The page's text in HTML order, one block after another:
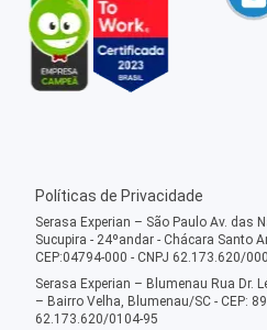
Políticas de Privacidade
Serasa Experian – São Paulo Av. das
Sucupira - 24ºandar - Chácara Santo
CEP:04794-000 - CNPJ 62.173.620/
Serasa Experian – Blumenau Rua Dr.
– Bairro Velha, Blumenau/SC - CEP:
62.173.620/0104-95